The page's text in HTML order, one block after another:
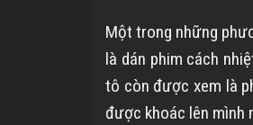
Một trong những
là dán phim cách
tô còn được xem là
được khoác lên mình